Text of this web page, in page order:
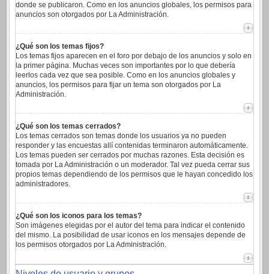
donde se publicaron. Como en los anuncios globales, los permisos para
anuncios son otorgados por La Administración.
¿Qué son los temas fijos?
Los temas fijos aparecen en el foro por debajo de los anuncios y solo en
la primer página. Muchas veces son importantes por lo que debería
leerlos cada vez que sea posible. Como en los anuncios globales y
anuncios, los permisos para fijar un tema son otorgados por La
Administración.
¿Qué son los temas cerrados?
Los temas cerrados son temas donde los usuarios ya no pueden
responder y las encuestas allí contenidas terminaron automáticamente.
Los temas pueden ser cerrados por muchas razones. Esta decisión es
tomada por La Administración o un moderador. Tal vez pueda cerrar sus
propios temas dependiendo de los permisos que le hayan concedido los
administradores.
¿Qué son los iconos para los temas?
Son imágenes elegidas por el autor del tema para indicar el contenido
del mismo. La posibilidad de usar iconos en los mensajes depende de
los permisos otorgados por La Administración.